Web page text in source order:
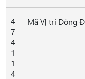
4
7
4
1
1
4
Mã Vị trí Dòng